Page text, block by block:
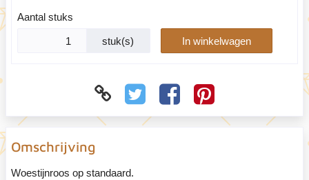
Aantal stuks
stuk(s) In winkelwagen
Omschrijving
Woestijnroos op standaard.